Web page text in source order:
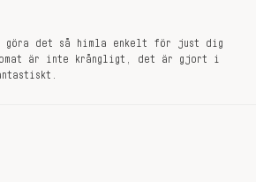
göra det så himla enkelt för just dig
är inte krångligt, det är gjort i